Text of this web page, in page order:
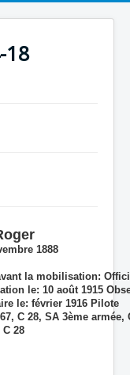
18
1888
la mobilisation:
le: 10 août 1915
le: février 1916 Pilote
C 28, SA 3ème armée,
C 28